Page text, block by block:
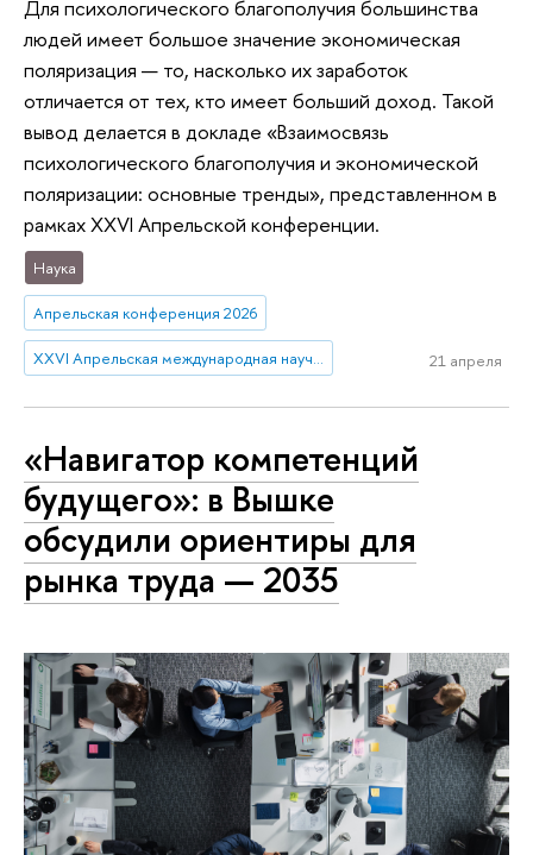
Для психологического благополучия большинства
людей имеет большое значение экономическая
поляризация — то, насколько их заработок
отличается от тех, кто имеет больший доход. Такой
вывод делается в докладе «Взаимосвязь
психологического благополучия и экономической
поляризации: основные тренды», представленном в
рамках XXVI Апрельской конференции.
Наука
Апрельская конференция 2026
21 апреля
«Навигатор компетенций
будущего»: в Вышке
обсудили ориентиры для
рынка труда — 2035